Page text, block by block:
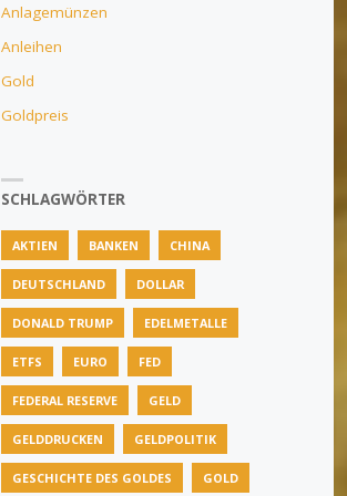
Anlagemünzen
Anleihen
Gold
Goldpreis
SCHLAGWÖRTER
AKTIEN BANKEN CHINA
DEUTSCHLAND DOLLAR
DONALD TRUMP EDELMETALLE
ETFS EURO FED
FEDERAL RESERVE GELD
GELDDRUCKEN GELDPOLITIK
GESCHICHTE DES GOLDES GOLD